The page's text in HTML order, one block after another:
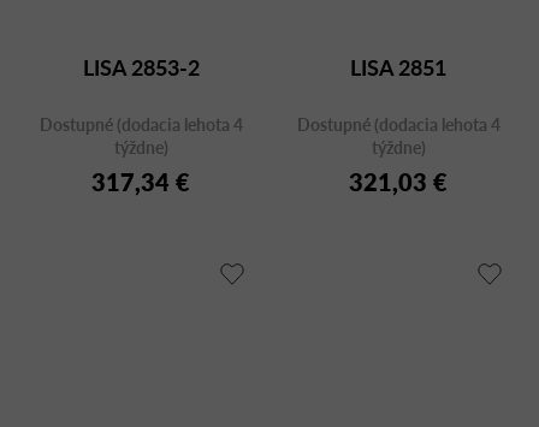
LISA 2853-2
Dostupné (dodacia lehota 4
týždne)
317,34 €
LISA 2851
Dostupné (dodacia lehota 4
týždne)
321,03 €